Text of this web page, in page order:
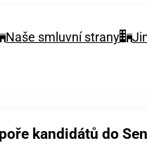
Naše smluvní strany
kandidátů do